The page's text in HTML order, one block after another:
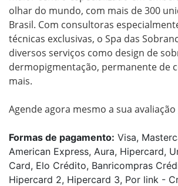
olhar do mundo, com mais de 300
Brasil. Com consultoras
técnicas exclusivas, o Spa das
diversos serviços como design de
dermopigmentação, permanente de
mais.
Agende agora mesmo a sua
Formas de pagamento: Visa,
American Express, Aura, Hipercard,
Card, Elo Crédito, Banricompras
Hipercard 2, Hipercard 3, Por link -